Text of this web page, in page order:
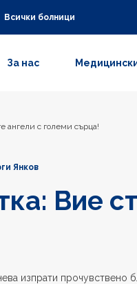
Всички болници
За нас
ангели с големи сърца!
Янков
Вие
изпрати